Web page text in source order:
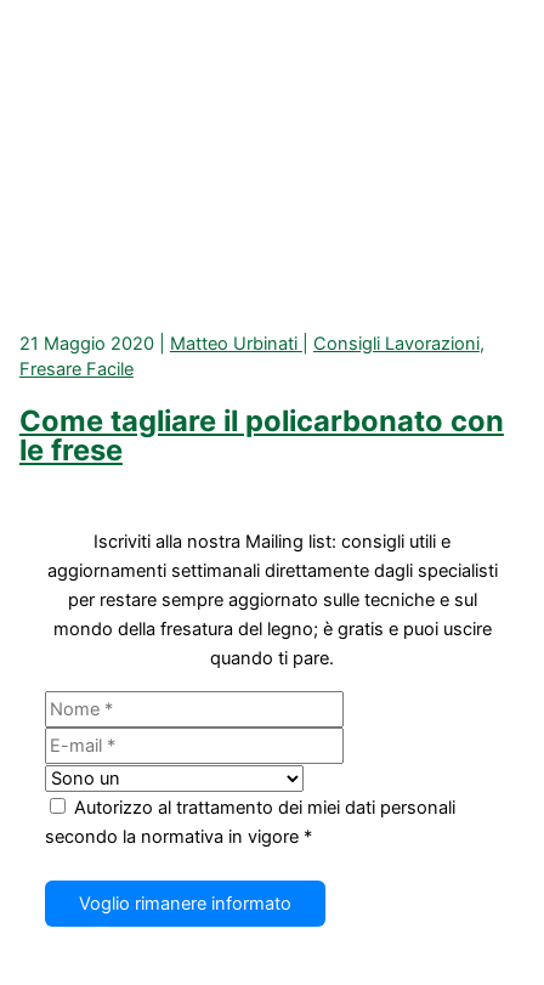
21 Maggio 2020 Matteo Urbinati Consigli Lavorazioni,
Fresare Facile
Come tagliare il policarbonato con
le frese
Iscriviti alla nostra Mailing list: consigli utili e
aggiornamenti settimanali direttamente dagli specialisti
per restare sempre aggiornato sulle tecniche e sul
mondo della fresatura del legno; è gratis e puoi uscire
quando ti pare.
Autorizzo al trattamento dei miei dati personali
secondo la normativa in vigore *
Voglio rimanere informato